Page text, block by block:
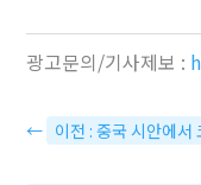
광고문의/기사제보 :
← 이전 : 중국 시안에서